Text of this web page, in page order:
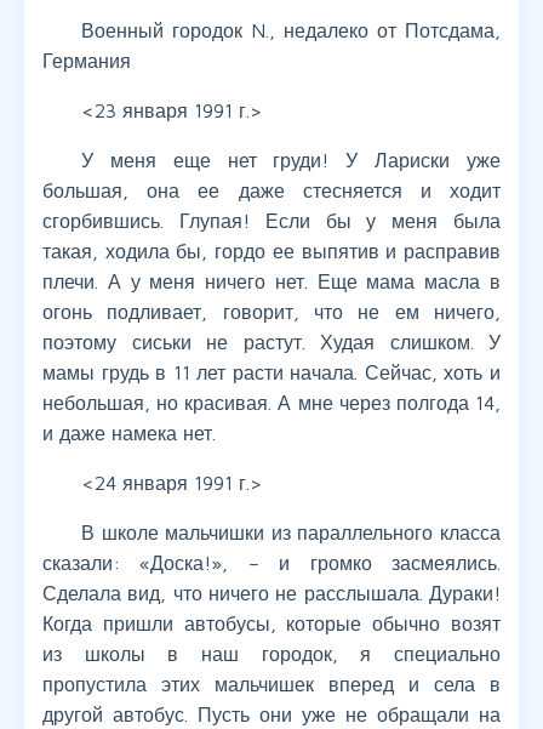
Военный городок N., недалеко от Потсдама,
Германия
<23 января 1991 г.>
У меня еще нет груди! У Лариски уже
большая, она ее даже стесняется и ходит
сгорбившись. Глупая! Если бы у меня была
такая, ходила бы, гордо ее выпятив и расправив
плечи. А у меня ничего нет. Еще мама масла в
огонь подливает, говорит, что не ем ничего,
поэтому сиськи не растут. Худая слишком. У
мамы грудь в 11 лет расти начала. Сейчас, хоть и
небольшая, но красивая. А мне через полгода 14,
и даже намека нет.
<24 января 1991 г.>
В школе мальчишки из параллельного класса
сказали: «Доска!», – и громко засмеялись.
Сделала вид, что ничего не расслышала. Дураки!
Когда пришли автобусы, которые обычно возят
из школы в наш городок, я специально
пропустила этих мальчишек вперед и села в
другой автобус. Пусть они уже не обращали на